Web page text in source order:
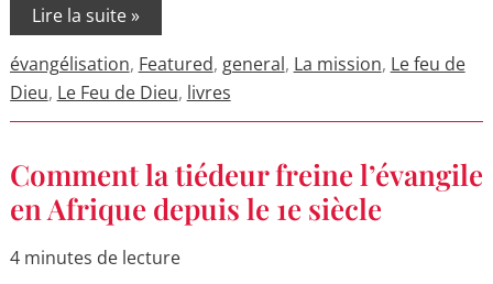
Lire la suite »
évangélisation, Featured, general, La mission, Le feu de
Dieu, Le Feu de Dieu, livres
Comment la tiédeur freine l’évangile
en Afrique depuis le 1e siècle
4 minutes de lecture
Comment
la
tiédeur
freine
en
Afrique